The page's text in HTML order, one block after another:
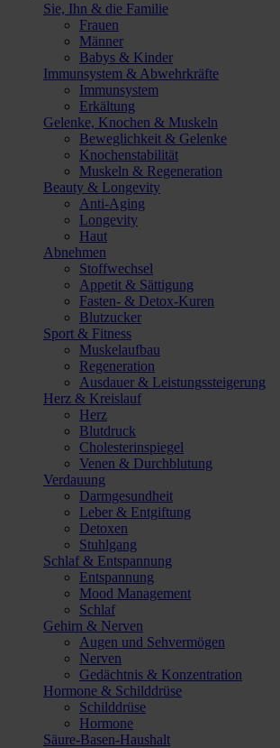
Sie, Ihn & die Familie
Frauen
Männer
Babys & Kinder
Immunsystem & Abwehrkräfte
Immunsystem
Erkältung
Gelenke, Knochen & Muskeln
Beweglichkeit & Gelenke
Knochenstabilität
Muskeln & Regeneration
Beauty & Longevity
Anti-Aging
Longevity
Haut
Abnehmen
Stoffwechsel
Appetit & Sättigung
Fasten- & Detox-Kuren
Blutzucker
Sport & Fitness
Muskelaufbau
Regeneration
Ausdauer & Leistungssteigerung
Herz & Kreislauf
Herz
Blutdruck
Cholesterinspiegel
Venen & Durchblutung
Verdauung
Darmgesundheit
Leber & Entgiftung
Detoxen
Stuhlgang
Schlaf & Entspannung
Entspannung
Mood Management
Schlaf
Gehirn & Nerven
Augen und Sehvermögen
Nerven
Gedächtnis & Konzentration
Hormone & Schilddrüse
Schilddrüse
Hormone
Säure-Basen-Haushalt